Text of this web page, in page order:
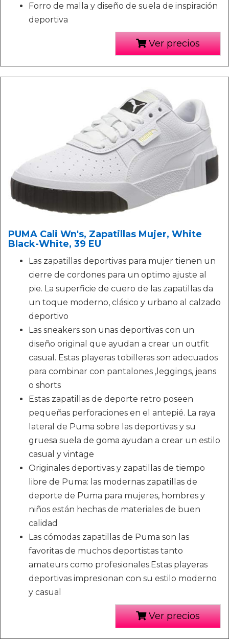
Forro de malla y diseño de suela de inspiración
deportiva
Ver precios
PUMA Cali Wn's, Zapatillas Mujer, White
Black-White, 39 EU
Las zapatillas deportivas para mujer tienen un
cierre de cordones para un optimo ajuste al
pie. La superficie de cuero de las zapatillas da
un toque moderno, clásico y urbano al calzado
deportivo
Las sneakers son unas deportivas con un
diseño original que ayudan a crear un outfit
casual. Estas playeras tobilleras son adecuados
para combinar con pantalones ,leggings, jeans
o shorts
Estas zapatillas de deporte retro poseen
pequeñas perforaciones en el antepié. La raya
lateral de Puma sobre las deportivas y su
gruesa suela de goma ayudan a crear un estilo
casual y vintage
Originales deportivas y zapatillas de tiempo
libre de Puma: las modernas zapatillas de
deporte de Puma para mujeres, hombres y
niños están hechas de materiales de buen
calidad
Las cómodas zapatillas de Puma son las
favoritas de muchos deportistas tanto
amateurs como profesionales.Estas playeras
deportivas impresionan con su estilo moderno
y casual
Ver precios